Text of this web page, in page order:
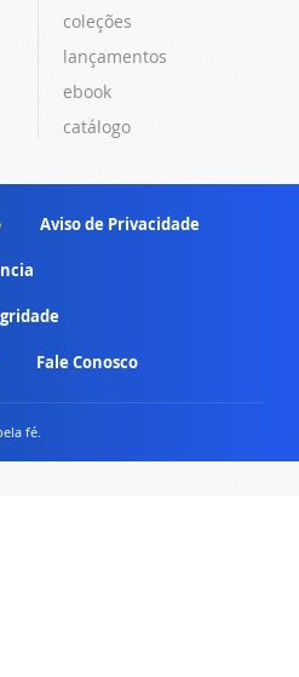
coleções
lançamentos
ebook
catálogo
Aviso de Privacidade
Fale Conosco
fé.